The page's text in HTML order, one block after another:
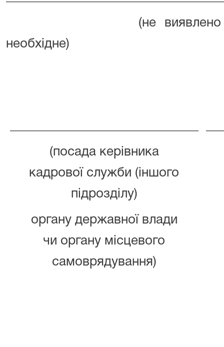
(не
необхідне)
(посада керівника
кадрової служби (іншого
підрозділу)
органу державної влади
чи органу місцевого
самоврядування)